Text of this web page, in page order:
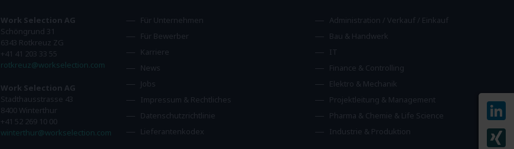
Work Selection AG
Schöngrund 31
6343 Rotkreuz ZG
+41 41 203 33 55
rotkreuz@workselection.com
Work Selection AG
Stadthausstrasse 43
8400 Winterthur
+41 52 269 10 00
winterthur@workselection.com
Für Unternehmen
Für Bewerber
Karriere
News
Jobs
Impressum & Rechtliches
Datenschutzrichtlinie
Lieferantenkodex
Administration / Verkauf / Einkauf
Bau & Handwerk
IT
Finance & Controlling
Elektro & Mechanik
Projektleitung & Management
Pharma & Chemie & Life Science
Industrie & Produktion